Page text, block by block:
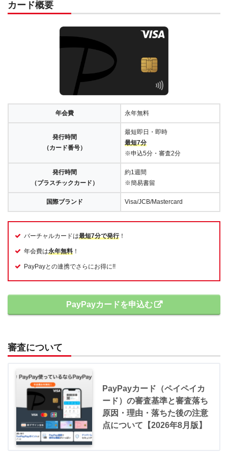
カード概要
年会費 永年無料
発行時間
（カード番号）
最短即日・即時
最短7分
※申込5分・審査2分
発行時間
（プラスチックカード）
約1週間
※簡易書留
国際ブランド Visa/JCB/Mastercard
バーチャルカードは最短7分で発行！
年会費は永年無料 ！
PayPayとの連携でさらにお得に!!
PayPayカードを申込む
審査について
PayPayカード（ペイペイカ
ード）の審査基準と審査落ち
原因・理由・落ちた後の注意
点について【2026年8月版】